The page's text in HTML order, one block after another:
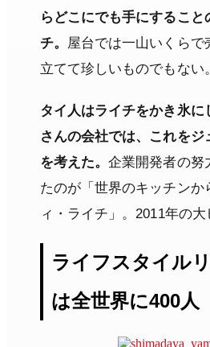
らどこにでも手にすること
チ。 屋台では一山いくらで
立てて珍しいものでもない。
タイ人はライチをかき氷に
さんの会社では、これをジ
を考えた。企業開発者の努
たのが「世界のキッチンか
ィ・ライチ」。2011年の大
ライフスタイル
は全世界に400人